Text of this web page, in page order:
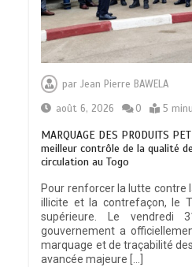
parJean Pierre BAWELA
août 6, 2026
0 5
MARQUAGE DES PRODUITS
meilleur contrôle de la qualité
circulation au Togo
Pour renforcer la lutte contre
illicite et la contrefaçon, le
supérieure. Le
gouvernement a
marquage et de traçabilité
avancée majeure […]